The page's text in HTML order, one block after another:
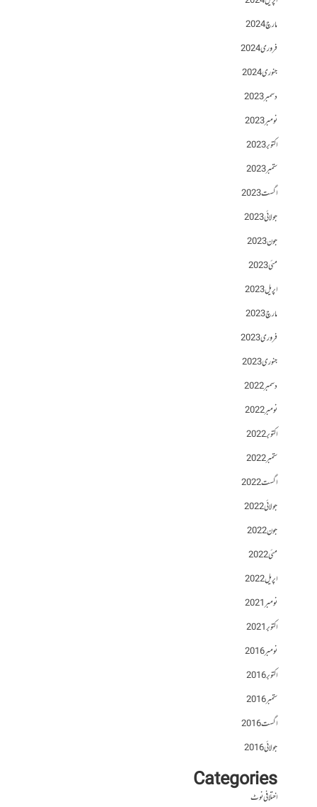
مارچ 2024
فروری 2024
جنوری 2024
دسمبر 2023
نومبر 2023
اکتوبر 2023
ستمبر 2023
اگست 2023
جولائی 2023
جون 2023
مئی 2023
اپریل 2023
مارچ 2023
فروری 2023
جنوری 2023
دسمبر 2022
نومبر 2022
اکتوبر 2022
ستمبر 2022
اگست 2022
جولائی 2022
جون 2022
مئی 2022
اپریل 2022
نومبر 2021
اکتوبر 2021
نومبر 2016
اکتوبر 2016
ستمبر 2016
اگست 2016
جولائی 2016
Categories
اختلافی نوٹ